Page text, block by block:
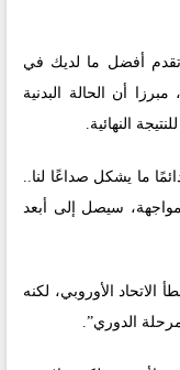
تقدم أفضل ما لديك في
أن الحالة البدنية
النهائية.
ما يشكل صداعًا لنا..
سيصل إلى أبعد
في ملحق دور الـ16 ليس خطأ الاتحاد الأوروبي، لكنه
الدوري”.